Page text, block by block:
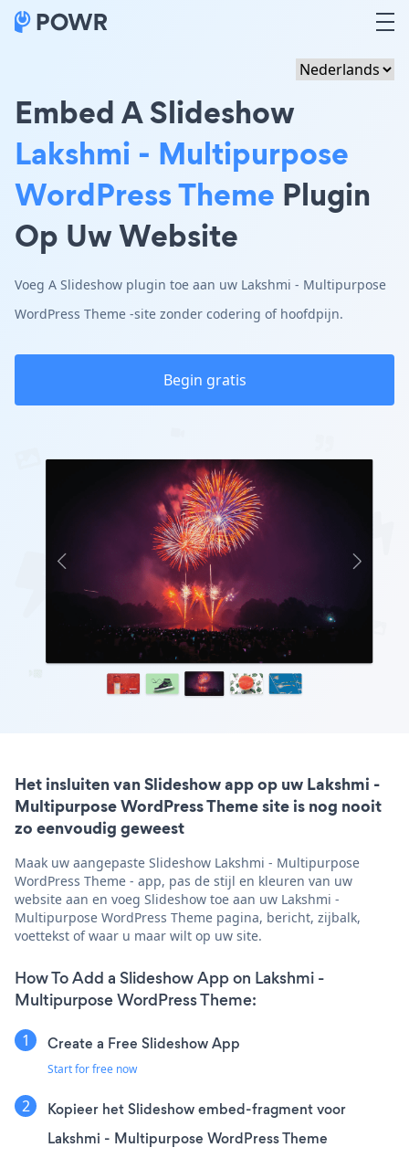
Embed A Slideshow
Lakshmi - Multipurpose
WordPress Theme Plugin
Op Uw Website
Voeg A Slideshow plugin toe aan uw Lakshmi - Multipurpose
WordPress Theme -site zonder codering of hoofdpijn.
Begin gratis
Het insluiten van Slideshow app op uw Lakshmi -
Multipurpose WordPress Theme site is nog nooit
zo eenvoudig geweest
Maak uw aangepaste Slideshow Lakshmi - Multipurpose
WordPress Theme - app, pas de stijl en kleuren van uw
website aan en voeg Slideshow toe aan uw Lakshmi -
Multipurpose WordPress Theme pagina, bericht, zijbalk,
voettekst of waar u maar wilt op uw site.
How To Add a Slideshow App on Lakshmi -
Multipurpose WordPress Theme:
Create a Free Slideshow App
Start for free now
Kopieer het Slideshow embed-fragment voor
Lakshmi - Multipurpose WordPress Theme